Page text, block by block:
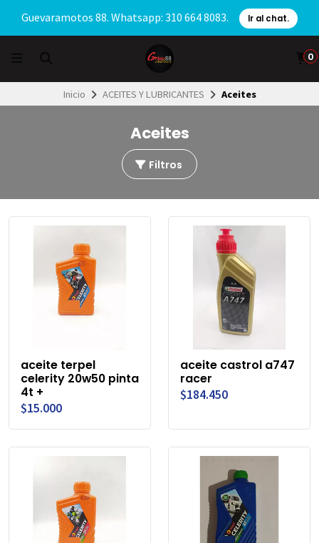
Guevaramotos 88. Whatsapp: 310 664 8083. Ir al chat.
0
Inicio ACEITES Y LUBRICANTES Aceites
Aceites
Filtros
aceite terpel
celerity 20w50 pinta
4t +
$15.000
aceite castrol a747
racer
$184.450